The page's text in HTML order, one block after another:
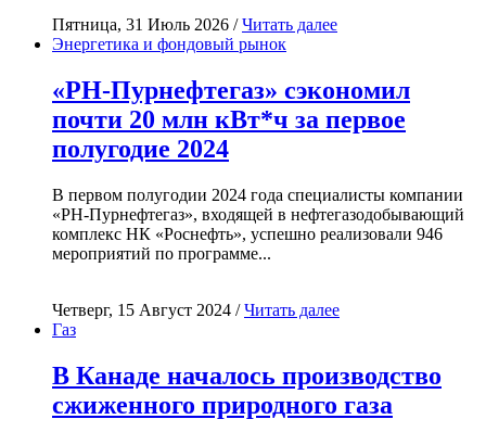
Пятница, 31 Июль 2026 /Читать далее
Энергетика и фондовый рынок
«РН-Пурнефтегаз» сэкономил
почти 20 млн кВт*ч за первое
полугодие 2024
В первом полугодии 2024 года специалисты компании
«РН-Пурнефтегаз», входящей в нефтегазодобывающий
комплекс НК «Роснефть», успешно реализовали 946
мероприятий по программе...
Четверг, 15 Август 2024 /Читать далее
Газ
В Канаде началось производство
сжиженного природного газа